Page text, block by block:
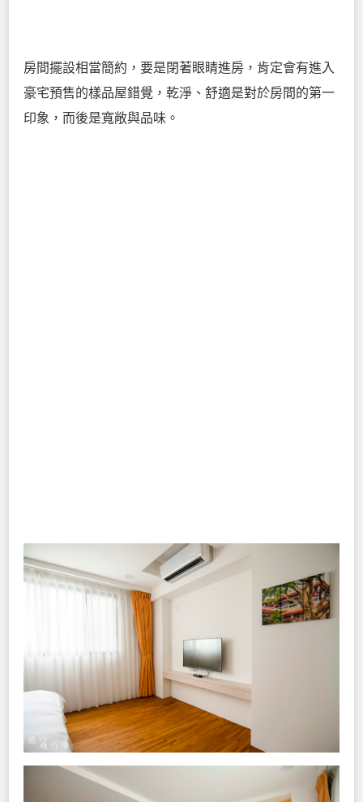
房間擺設相當簡約，要是閉著眼睛進房，肯定會有進入
豪宅預售的樣品屋錯覺，乾淨、舒適是對於房間的第一
印象，而後是寬敞與品味。